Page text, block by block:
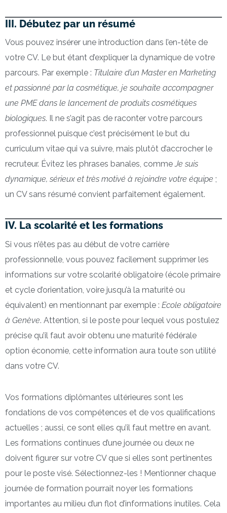
III. Débutez par un résumé
Vous pouvez insérer une introduction dans l’en-tête de
votre CV. Le but étant d’expliquer la dynamique de votre
parcours. Par exemple : Titulaire d’un Master en Marketing
et passionné par la cosmétique, je souhaite accompagner
une PME dans le lancement de produits cosmétiques
biologiques. Il ne s’agit pas de raconter votre parcours
professionnel puisque c’est précisément le but du
curriculum vitae qui va suivre, mais plutôt d’accrocher le
recruteur. Évitez les phrases banales, commeJe suis
dynamique, sérieux et très motivé à rejoindre votre équipe ;
un CV sans résumé convient parfaitement également.
IV. La scolarité et les formations
Si vous n’êtes pas au début de votre carrière
professionnelle, vous pouvez facilement supprimer les
informations sur votre scolarité obligatoire (école primaire
et cycle d’orientation, voire jusqu’à la maturité ou
équivalent) en mentionnant par exemple : Ecole obligatoire
à Genève. Attention, si le poste pour lequel vous postulez
précise qu’il faut avoir obtenu une maturité fédérale
option économie, cette information aura toute son utilité
dans votre CV.
Vos formations diplômantes ultérieures sont les
fondations de vos compétences et de vos qualifications
actuelles ; aussi, ce sont elles qu’il faut mettre en avant.
Les formations continues d’une journée ou deux ne
doivent figurer sur votre CV que si elles sont pertinentes
pour le poste visé. Sélectionnez-les ! Mentionner chaque
journée de formation pourrait noyer les formations
importantes au milieu d’un flot d’informations inutiles. Cela